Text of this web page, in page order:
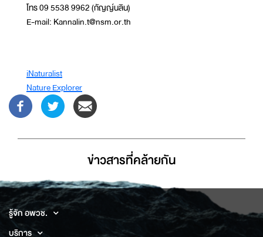
โทร 09 5538 9962 (กัญญ์นลิน)
E-mail: Kannalin.t@nsm.or.th
iNaturalist
Nature Explorer
ข่าวสารที่่คล้ายกัน
รู้จัก อพวช.
บริการ